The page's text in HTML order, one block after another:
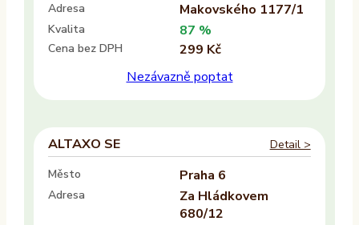
Firmus a.s.
Adresa Makovského 1177/1
Kvalita 87 %
Cena bez DPH
299 Kč
Nezávazně poptat
ALTAXO SE
Detail >
Město
Praha 6
Adresa
Za Hládkovem
680/12